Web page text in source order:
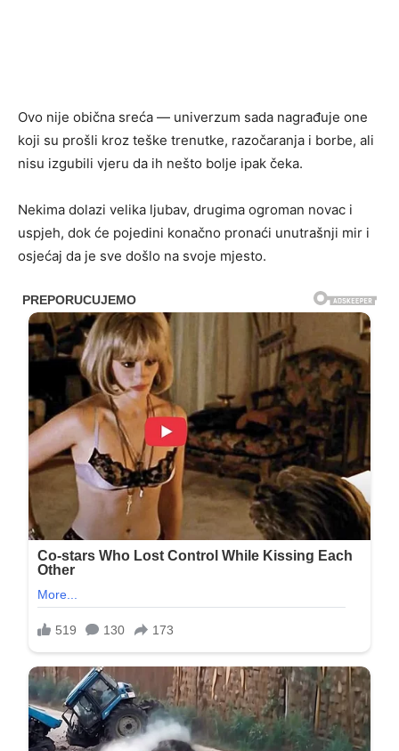
Ovo nije obična sreća — univerzum sada nagrađuje one
koji su prošli kroz teške trenutke, razočaranja i borbe, ali
nisu izgubili vjeru da ih nešto bolje ipak čeka.
Nekima dolazi velika ljubav, drugima ogroman novac i
uspjeh, dok će pojedini konačno pronaći unutrašnji mir i
osjećaj da je sve došlo na svoje mjesto.